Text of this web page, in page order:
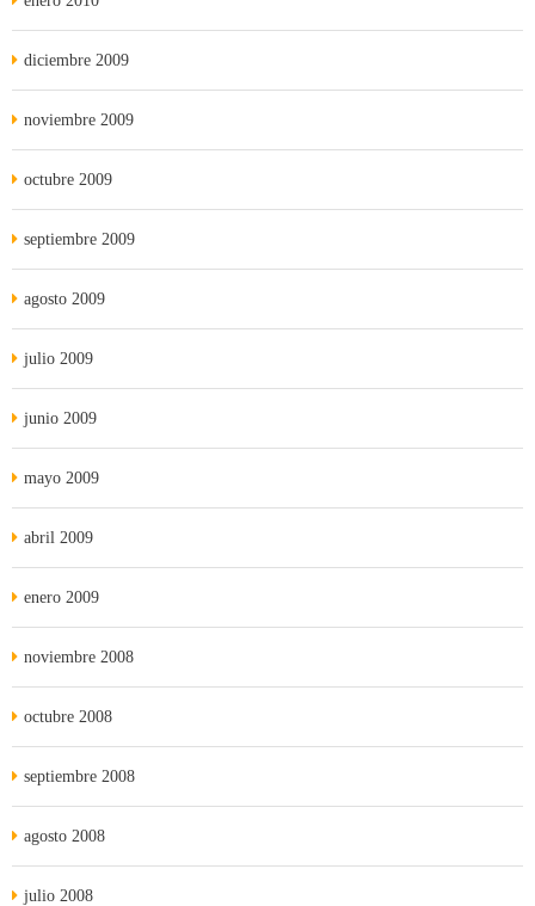
diciembre 2009
noviembre 2009
octubre 2009
septiembre 2009
agosto 2009
julio 2009
junio 2009
mayo 2009
abril 2009
enero 2009
noviembre 2008
octubre 2008
septiembre 2008
agosto 2008
julio 2008